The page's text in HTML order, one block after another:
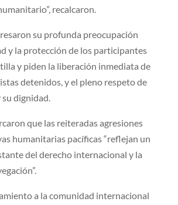
recalcaron.
su profunda preocupación
y la protección de los participantes
y piden la liberación inmediata de
detenidos, y el pleno respeto de
su dignidad.
que las reiteradas agresiones
humanitarias pacíficas “reflejan un
del derecho internacional y la
a la comunidad internacional